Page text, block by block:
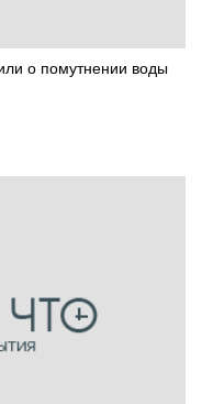
о помутнении воды